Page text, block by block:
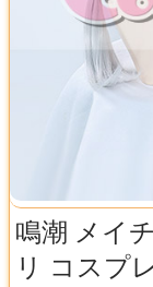
鳴潮 メイ
リ コスプ